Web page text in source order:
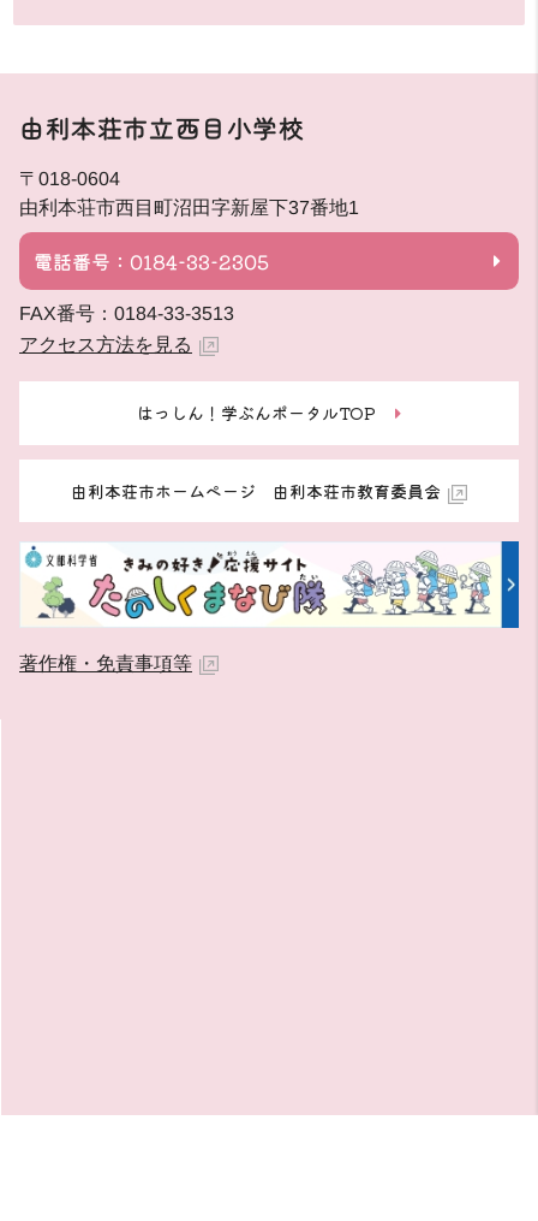
由利本荘市立西目小学校
〒018-0604
由利本荘市西目町沼田字新屋下37番地1
電話番号：0184-33-2305
FAX番号：0184-33-3513
アクセス方法を見る
はっしん！学ぶんポータルTOP
由利本荘市ホームページ 由利本荘市教育委員会
著作権・免責事項等